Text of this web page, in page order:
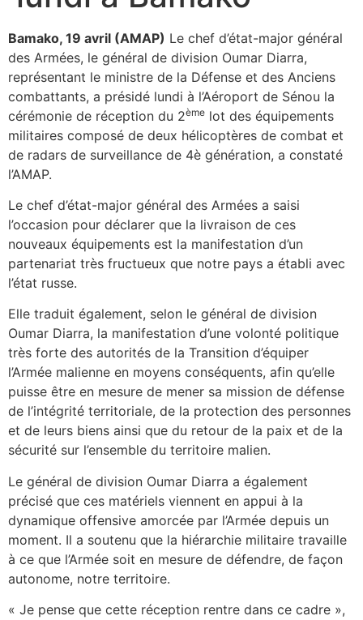
Bamako, 19 avril (AMAP) Le chef d’état-major général
des Armées, le général de division Oumar Diarra,
représentant le ministre de la Défense et des Anciens
combattants, a présidé lundi à l’Aéroport de Sénou la
cérémonie de réception du 2ème lot des équipements
militaires composé de deux hélicoptères de combat et
de radars de surveillance de 4è génération, a constaté
l’AMAP.
Le chef d’état-major général des Armées a saisi
l’occasion pour déclarer que la livraison de ces
nouveaux équipements est la manifestation d’un
partenariat très fructueux que notre pays a établi avec
l’état russe.
Elle traduit également, selon le général de division
Oumar Diarra, la manifestation d’une volonté politique
très forte des autorités de la Transition d’équiper
l’Armée malienne en moyens conséquents, afin qu’elle
puisse être en mesure de mener sa mission de défense
de l’intégrité territoriale, de la protection des personnes
et de leurs biens ainsi que du retour de la paix et de la
sécurité sur l’ensemble du territoire malien.
Le général de division Oumar Diarra a également
précisé que ces matériels viennent en appui à la
dynamique offensive amorcée par l’Armée depuis un
moment. Il a soutenu que la hiérarchie militaire travaille
à ce que l’Armée soit en mesure de défendre, de façon
autonome, notre territoire.
« Je pense que cette réception rentre dans ce cadre »,